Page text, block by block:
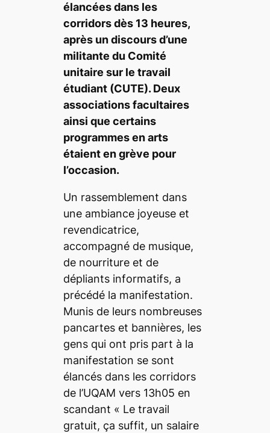
élancées dans les
corridors dès 13 heures,
après un discours d’une
militante du Comité
unitaire sur le travail
étudiant (CUTE). Deux
associations facultaires
ainsi que certains
programmes en arts
étaient en grève pour
l’occasion.
Un rassemblement dans
une ambiance joyeuse et
revendicatrice,
accompagné de musique,
de nourriture et de
dépliants informatifs, a
précédé la manifestation.
Munis de leurs nombreuses
pancartes et bannières, les
gens qui ont pris part à la
manifestation se sont
élancés dans les corridors
de l’UQAM vers 13h05 en
scandant « Le travail
gratuit, ça suffit, un salaire